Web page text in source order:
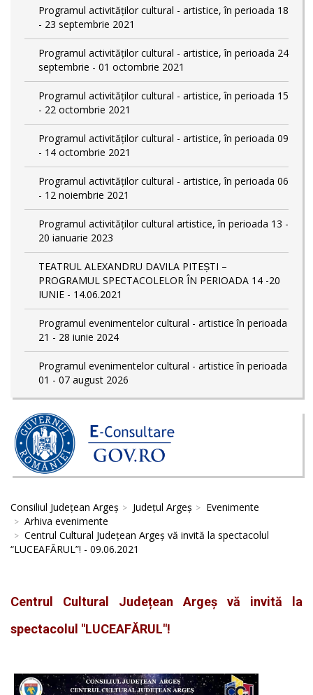
Programul activităților cultural - artistice, în perioada 18
- 23 septembrie 2021
Programul activităților cultural - artistice, în perioada 24
septembrie - 01 octombrie 2021
Programul activităților cultural - artistice, în perioada 15
- 22 octombrie 2021
Programul activităților cultural - artistice, în perioada 09
- 14 octombrie 2021
Programul activităților cultural - artistice, în perioada 06
- 12 noiembrie 2021
Programul activităților cultural artistice, în perioada 13 -
20 ianuarie 2023
TEATRUL ALEXANDRU DAVILA PITEȘTI –
PROGRAMUL SPECTACOLELOR ÎN PERIOADA 14 -20
IUNIE - 14.06.2021
Programul evenimentelor cultural - artistice în perioada
21 - 28 iunie 2024
Programul evenimentelor cultural - artistice în perioada
01 - 07 august 2026
Consiliul Județean Argeș Județul Argeș
Evenimente
Arhiva evenimente
Centrul Cultural Județean Argeș vă invită la spectacolul
“LUCEAFĂRUL”! - 09.06.2021
Centrul Cultural Județean Argeș vă invită la
spectacolul "LUCEAFĂRUL"!